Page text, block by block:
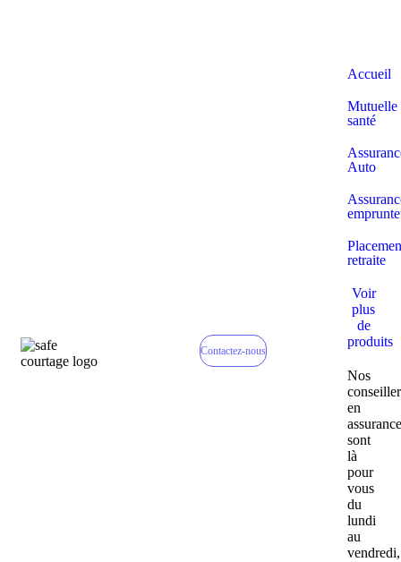
Contactez-nous
Accueil
Mutuelle
santé
Auto
retraite
Voir
plus
de
produits
Nos
en
assurance
sont
là
pour
vous
du
lundi
au
vendredi,